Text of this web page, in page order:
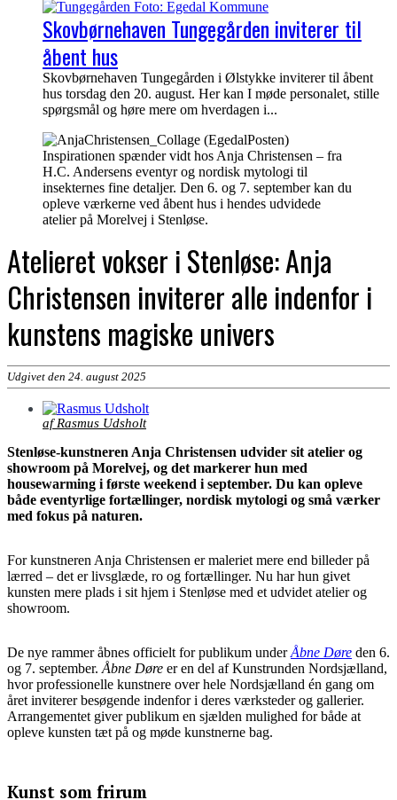
Skovbørnehaven Tungegården inviterer til
åbent hus
Skovbørnehaven Tungegården i Ølstykke inviterer til åbent
hus torsdag den 20. august. Her kan I møde personalet, stille
spørgsmål og høre mere om hverdagen i...
Inspirationen spænder vidt hos Anja Christensen – fra
H.C. Andersens eventyr og nordisk mytologi til
insekternes fine detaljer. Den 6. og 7. september kan du
opleve værkerne ved åbent hus i hendes udvidede
atelier på Morelvej i Stenløse.
Atelieret vokser i Stenløse: Anja
Christensen inviterer alle indenfor i
kunstens magiske univers
Udgivet den 24. august 2025
af Rasmus Udsholt
Stenløse-kunstneren Anja Christensen udvider sit atelier og
showroom på Morelvej, og det markerer hun med
housewarming i første weekend i september. Du kan opleve
både eventyrlige fortællinger, nordisk mytologi og små værker
med fokus på naturen.
For kunstneren Anja Christensen er maleriet mere end billeder på
lærred – det er livsglæde, ro og fortællinger. Nu har hun givet
kunsten mere plads i sit hjem i Stenløse med et udvidet atelier og
showroom.
De nye rammer åbnes officielt for publikum underÅbne Døre den 6.
og 7. september. Åbne Døre er en del af Kunstrunden Nordsjælland,
hvor professionelle kunstnere over hele Nordsjælland én gang om
året inviterer besøgende indenfor i deres værksteder og gallerier.
Arrangementet giver publikum en sjælden mulighed for både at
opleve kunsten tæt på og møde kunstnerne bag.
Kunst som frirum